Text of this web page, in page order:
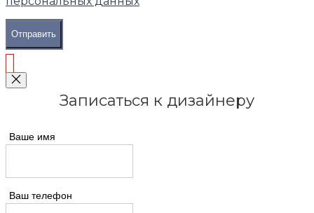
Отправить
Записаться к дизайнеру
Ваше имя
Ваш телефон